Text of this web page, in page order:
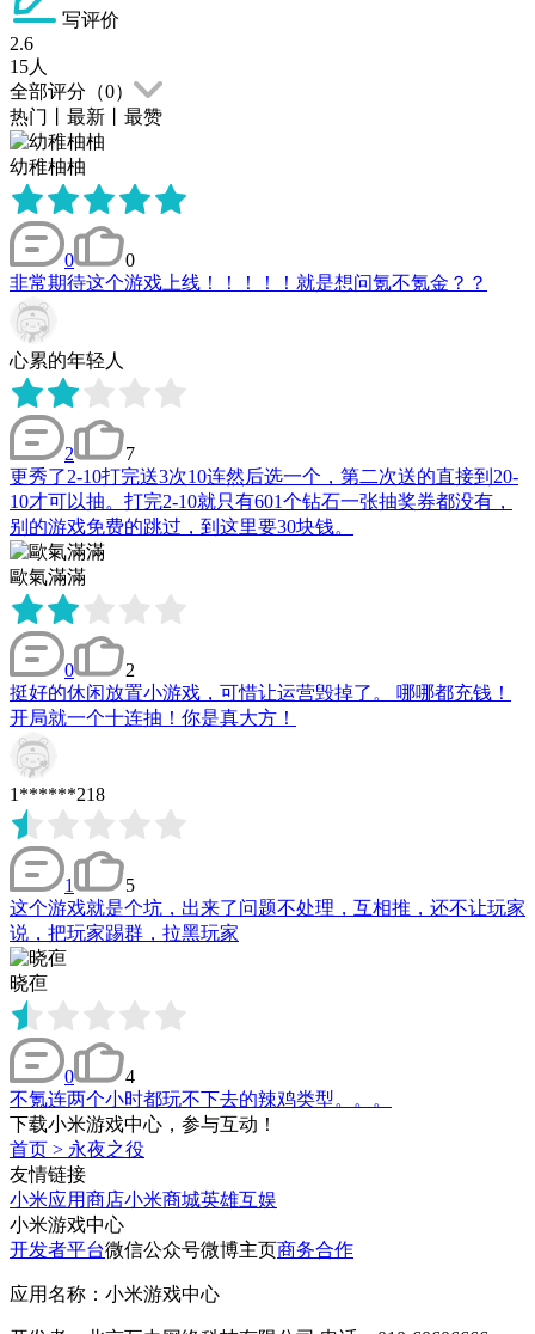
写评价
2.6
15人
全部评分（0）
热门
最新 最赞
幼稚柚柚
0
0
非常期待这个游戏上线！！！！！就是想问氪不氪金？？
心累的年轻人
2
7
更秀了2-10打完送3次10连然后选一个，第二次送的直接到20-
10才可以抽。打完2-10就只有601个钻石一张抽奖券都没有，
别的游戏免费的跳过，到这里要30块钱。
歐氣滿滿
0
2
挺好的休闲放置小游戏，可惜让运营毁掉了。 哪哪都充钱！
开局就一个十连抽！你是真大方！
1******218
1
5
这个游戏就是个坑，出来了问题不处理，互相推，还不让玩家
说，把玩家踢群，拉黑玩家
晓亱
0
4
不氪连两个小时都玩不下去的辣鸡类型。。。
下载小米游戏中心，参与互动！
首页 > 永夜之役
友情链接
小米应用商店小米商城英雄互娱
小米游戏中心
开发者平台微信公众号微博主页商务合作
应用名称：小米游戏中心